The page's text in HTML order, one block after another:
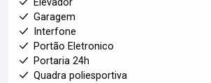
Garagem
Interfone
Portão Eletronico
Portaria 24h
Quadra poliesportiva